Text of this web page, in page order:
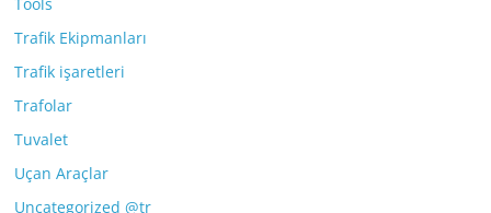
Trafik Ekipmanları
Trafik işaretleri
Trafolar
Tuvalet
Uçan Araçlar
Uncategorized @tr